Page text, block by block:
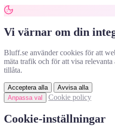
Vi värnar om din
Bluff.se använder cookies för att
mäta trafik och för att visa
tillåta.
Acceptera alla
Avvisa alla
Anpassa val
Cookie policy
Cookie-inställningar